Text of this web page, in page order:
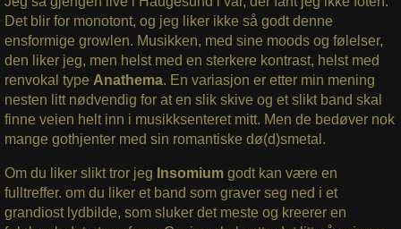
Det blir for monotont, og jeg liker ikke så godt denne
ensformige growlen. Musikken, med sine moods og følelser,
den liker jeg, men helst med en sterkere kontrast, helst med
renvokal type Anathema. En variasjon er etter min mening
nesten litt nødvendig for at en slik skive og et slikt band skal
finne veien helt inn i musikksenteret mitt. Men de bedøver nok
mange gothjenter med sin romantiske dø(d)smetal.
Om du liker slikt tror jeg Insomium godt kan være en
fulltreffer. om du liker et band som graver seg ned i et
grandiost lydbilde, som sluker det meste og kreerer en